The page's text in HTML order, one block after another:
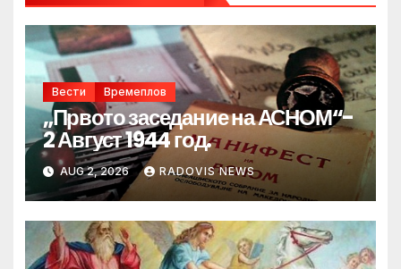
Вести Времеплов
„Првото заседание на АСНОМ“-
2 Август 1944 год.
AUG 2, 2026 RADOVIS NEWS